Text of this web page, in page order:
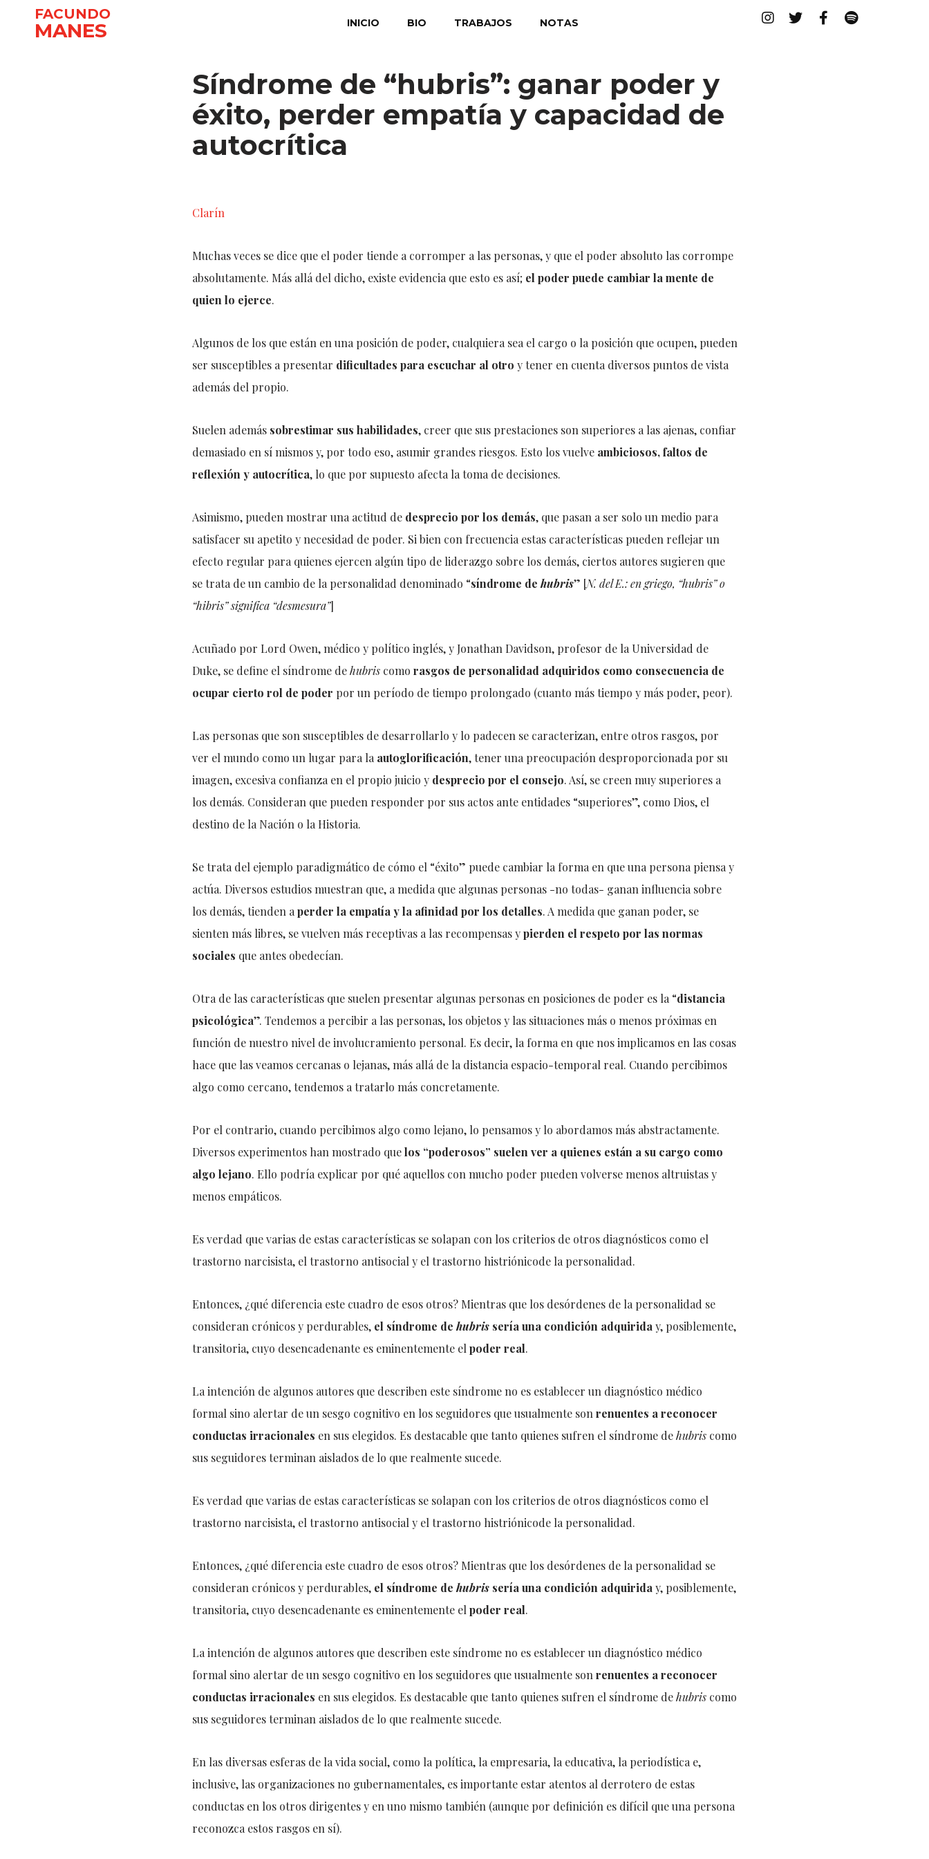
FACUNDO
MANES INICIO BIO TRABAJOS NOTAS
Síndrome de “hubris”: ganar poder y
éxito, perder empatía y capacidad de
autocrítica
Clarín
Muchas veces se dice que el poder tiende a corromper a las personas, y que el poder absoluto las corrompe
absolutamente. Más allá del dicho, existe evidencia que esto es así; el poder puede cambiar la mente de
quien lo ejerce.
Algunos de los que están en una posición de poder, cualquiera sea el cargo o la posición que ocupen, pueden
ser susceptibles a presentar dificultades para escuchar al otro y tener en cuenta diversos puntos de vista
además del propio.
Suelen además sobrestimar sus habilidades, creer que sus prestaciones son superiores a las ajenas, confiar
demasiado en sí mismos y, por todo eso, asumir grandes riesgos. Esto los vuelve ambiciosos, faltos de
reflexión y autocrítica, lo que por supuesto afecta la toma de decisiones.
Asimismo, pueden mostrar una actitud de desprecio por los demás, que pasan a ser solo un medio para
satisfacer su apetito y necesidad de poder. Si bien con frecuencia estas características pueden reflejar un
efecto regular para quienes ejercen algún tipo de liderazgo sobre los demás, ciertos autores sugieren que
se trata de un cambio de la personalidad denominado “síndrome de hubris” [N. del E.: en griego, “hubris” o
“hibris” significa “desmesura”]
Acuñado por Lord Owen, médico y político inglés, y Jonathan Davidson, profesor de la Universidad de
Duke, se define el síndrome dehubriscomo rasgos de personalidad adquiridos como consecuencia de
ocupar cierto rol de poder por un período de tiempo prolongado (cuanto más tiempo y más poder, peor).
Las personas que son susceptibles de desarrollarlo y lo padecen se caracterizan, entre otros rasgos, por
ver el mundo como un lugar para la autoglorificación, tener una preocupación desproporcionada por su
imagen, excesiva confianza en el propio juicio y desprecio por el consejo. Así, se creen muy superiores a
los demás. Consideran que pueden responder por sus actos ante entidades “superiores”, como Dios, el
destino de la Nación o la Historia.
Se trata del ejemplo paradigmático de cómo el “éxito” puede cambiar la forma en que una persona piensa y
actúa. Diversos estudios muestran que, a medida que algunas personas -no todas- ganan influencia sobre
los demás, tienden a perder la empatía y la afinidad por los detalles. A medida que ganan poder, se
sienten más libres, se vuelven más receptivas a las recompensas ypierden el respeto por las normas
sociales que antes obedecían.
Otra de las características que suelen presentar algunas personas en posiciones de poder es la “distancia
psicológica”. Tendemos a percibir a las personas, los objetos y las situaciones más o menos próximas en
función de nuestro nivel de involucramiento personal. Es decir, la forma en que nos implicamos en las cosas
hace que las veamos cercanas o lejanas, más allá de la distancia espacio-temporal real. Cuando percibimos
algo como cercano, tendemos a tratarlo más concretamente.
Por el contrario, cuando percibimos algo como lejano, lo pensamos y lo abordamos más abstractamente.
Diversos experimentos han mostrado quelos “poderosos” suelen ver a quienes están a su cargo como
algo lejano. Ello podría explicar por qué aquellos con mucho poder pueden volverse menos altruistas y
menos empáticos.
Es verdad que varias de estas características se solapan con los criterios de otros diagnósticos como el
trastorno narcisista, el trastorno antisocial y el trastorno histriónicode la personalidad.
Entonces, ¿qué diferencia este cuadro de esos otros? Mientras que los desórdenes de la personalidad se
consideran crónicos y perdurables, el síndrome de hubrissería una condición adquirida y, posiblemente,
transitoria, cuyo desencadenante es eminentemente el poder real.
La intención de algunos autores que describen este síndrome no es establecer un diagnóstico médico
formal sino alertar de un sesgo cognitivo en los seguidores que usualmente son renuentes a reconocer
conductas irracionales en sus elegidos. Es destacable que tanto quienes sufren el síndrome dehubriscomo
sus seguidores terminan aislados de lo que realmente sucede.
Es verdad que varias de estas características se solapan con los criterios de otros diagnósticos como el
trastorno narcisista, el trastorno antisocial y el trastorno histriónicode la personalidad.
Entonces, ¿qué diferencia este cuadro de esos otros? Mientras que los desórdenes de la personalidad se
consideran crónicos y perdurables, el síndrome de hubrissería una condición adquirida y, posiblemente,
transitoria, cuyo desencadenante es eminentemente el poder real.
La intención de algunos autores que describen este síndrome no es establecer un diagnóstico médico
formal sino alertar de un sesgo cognitivo en los seguidores que usualmente son renuentes a reconocer
conductas irracionales en sus elegidos. Es destacable que tanto quienes sufren el síndrome dehubriscomo
sus seguidores terminan aislados de lo que realmente sucede.
En las diversas esferas de la vida social, como la política, la empresaria, la educativa, la periodística e,
inclusive, las organizaciones no gubernamentales, es importante estar atentos al derrotero de estas
conductas en los otros dirigentes y en uno mismo también (aunque por definición es difícil que una persona
reconozca estos rasgos en sí).